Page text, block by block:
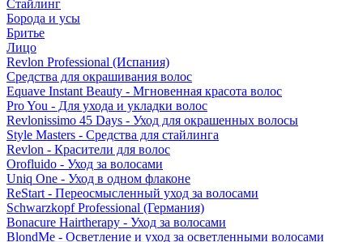
Стайлинг
Борода и усы
Бритье
Лицо
Revlon Professional (Испания)
Средства для окрашивания волос
Equave Instant Beauty - Мгновенная красота волос
Pro You - Для ухода и укладки волос
Revlonissimo 45 Days - Уход для окрашенных волосы
Style Masters - Средства для стайлинга
Revlon - Красители для волос
Orofluido - Уход за волосами
Uniq One - Уход в одном флаконе
ReStart - Переосмысленный уход за волосами
Schwarzkopf Professional (Германия)
Bonacure Hairtherapy - Уход за волосами
BlondMe - Осветление и уход за осветленными волосами